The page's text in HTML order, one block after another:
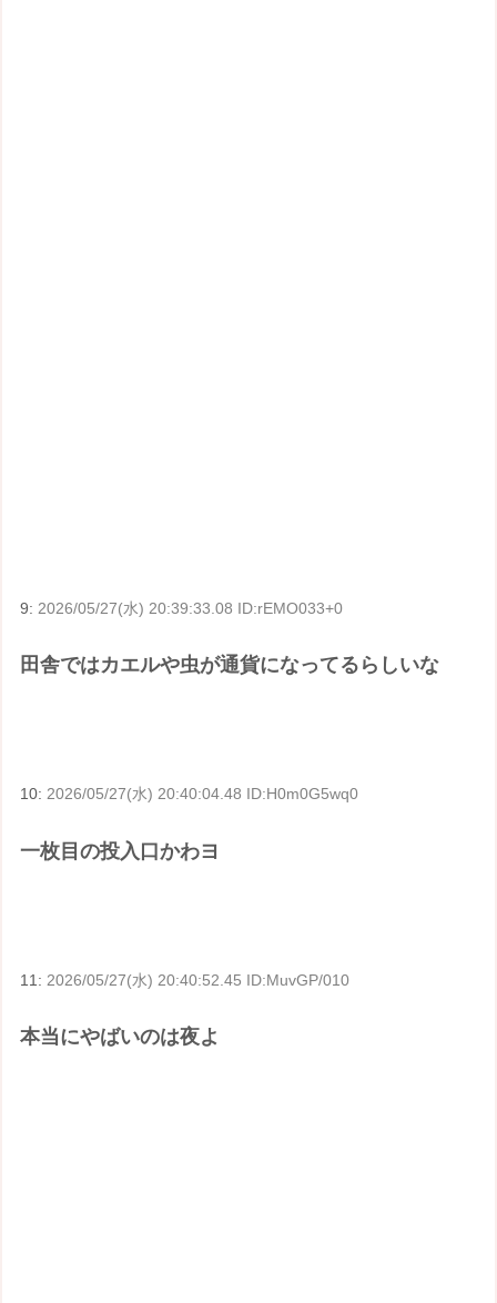
9: 2026/05/27(水) 20:39:33.08 ID:rEMO033+0
田舎ではカエルや虫が通貨になってるらしいな
10:2026/05/27(水) 20:40:04.48 ID:H0m0G5wq0
一枚目の投入口かわヨ
11: 2026/05/27(水) 20:40:52.45 ID:MuvGP/010
本当にやばいのは夜よ